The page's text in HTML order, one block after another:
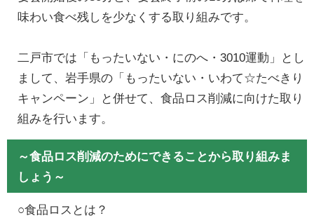
味わい食べ残しを少なくする取り組みです。
二戸市では「もったいない・にのへ・3010運動」とし
まして、岩手県の「もったいない・いわて☆たべきり
キャンペーン」と併せて、食品ロス削減に向けた取り
組みを行います。
～食品ロス削減のためにできることから取り組みま
しょう～
○食品ロスとは？